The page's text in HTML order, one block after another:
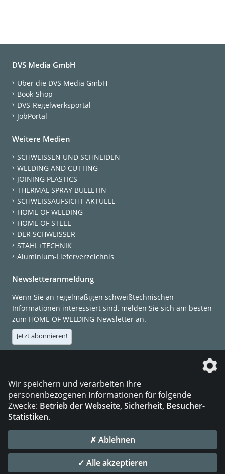
DVS Media GmbH
Über die DVS Media GmbH
Book-Shop
DVS-Regelwerksportal
JobPortal
Weitere Medien
SCHWEISSEN UND SCHNEIDEN
WELDING AND CUTTING
JOINING PLASTICS
THERMAL SPRAY BULLETIN
SCHWEISSAUFSICHT AKTUELL
HOME OF WELDING
HOME OF STEEL
DER SCHWEISSER
STAHL+TECHNIK
Aluminium-Lieferverzeichnis
Newsletteranmeldung
Wenn Sie an regelmäßigen schweißtechnischen
Informationen interessiert sind, melden Sie sich am besten
zum HOME OF WELDING-Newsletter an.
Jetzt abonnieren!
Die DVS Media GmbH ist ein Unternehmen der
© 2026 DVS Media GmbH
Datenschutzeinstellungen
Wir speichern und verarbeiten Ihre
personenbezogenen Informationen für folgende
Zwecke: Betrieb der Webseite, Sicherheit, Besucher-
Statistiken.
✗ Ablehnen
✓ Alle akzeptieren